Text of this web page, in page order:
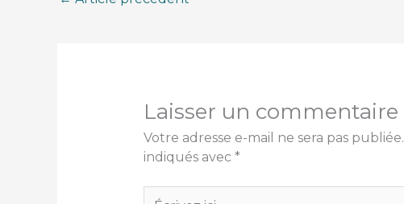
Laisser un commentaire
Votre adresse e-mail ne sera pas publiée.
indiqués avec *